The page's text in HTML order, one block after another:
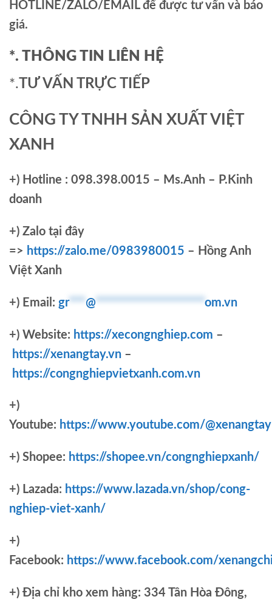
HOTLINE/ZALO/EMAIL để được tư vấn và báo
giá.
*. THÔNG TIN LIÊN HỆ
*.TƯ VẤN TRỰC TIẾP
CÔNG TY TNHH SẢN XUẤT VIỆT
XANH
+) Hotline : 098.398.0015 – Ms.Anh – P.Kinh
doanh
+) Zalo tại đây
=> https://zalo.me/0983980015 – Hồng Anh
Việt Xanh
+) Email: gr***@********************om.vn
+) Website: https://xecongnghiep.com –
https://xenangtay.vn –
https://congnghiepvietxanh.com.vn
+)
Youtube: https://www.youtube.com/@xenangtay
+) Shopee: https://shopee.vn/congnghiepxanh/
+) Lazada: https://www.lazada.vn/shop/cong-
nghiep-viet-xanh/
+)
Facebook: https://www.facebook.com/
+) Địa chỉ kho xem hàng: 334 Tân Hòa Đông,